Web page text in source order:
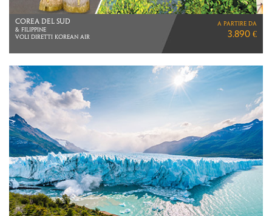
COREA DEL SUD
& FILIPPINE
Voli diretti Korean Air
a partire da
3.890 €